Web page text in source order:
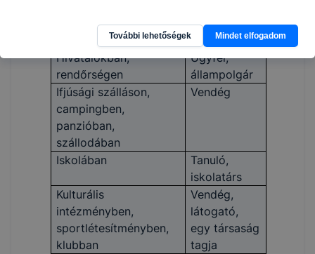
kávéházban,
vendéglőben
társaság
tagja
Hivatalokban,
rendőrségen
Ügyfél,
állampolgár
Ifjúsági szálláson,
campingben,
panzióban,
szállodában
Vendég
Iskolában
Tanuló,
iskolatárs
Kulturális
intézményben,
sportlétesítményben,
klubban
Vendég,
látogató,
egy társaság
tagja
További lehetőségek Mindet elfogadom